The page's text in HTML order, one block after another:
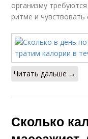
организму
ритме и
Читать дальше →
Сколько